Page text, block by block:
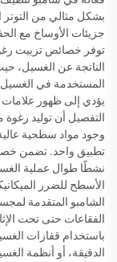
بشكل مثالي من
جزيئات الأوساخ مع
توفر خصائص تزييت
الناتجة عن الغسيل،
المستخدمة في الغسيل
يؤدي إلى ظهور
التفصيل أن توليد
وجود مواد سطحية
تطبيق واحد. تضمن
نشطًا طوال عملية
الأسطح للضرر
الشامبو المتقدمة
الفقاعات حتى تحت
باستخدام قفازات
الدقيقة، أو أنظمة